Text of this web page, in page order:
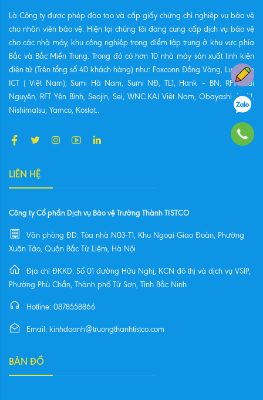
Là Công ty được phép đào tạo và cấp giấy chứng chỉ nghiệp vụ bảo vệ
cho nhân viên bảo vệ. Hiện tại chúng tôi đang cung cấp dịch vụ bảo vệ
cho các nhà máy, khu công nghiệp trọng điểm tập trung ở khu vực phía
Bắc và Bắc Miền Trung. Trong đó có hơn 10 nhà máy sản xuất linh kiện
điện tử (Trên tổng số 40 khách hàng) như: Foxconn Đồng Vàng, Luxshare
ICT ( Việt Nam), Sumi Hà Nam, Sumi NĐ, TL1, Hank – BN, RFT Thái
Nguyên, RFT Yên Bình, Seojin, Sei, WNC.KAI Việt Nam, Obayashi, NSN,
Nishimatsu, Yamco, Kostat..
LIÊN HỆ
Công ty Cổ phần Dịch vụ Bảo vệ Trường Thành TISTCO
Văn phòng ĐD: Tòa nhà N03-T1, Khu Ngoại Giao Đoàn, Phường
Xuân Tảo, Quận Bắc Từ Liêm, Hà Nội
Địa chỉ ĐKKD: Số 01 đường Hữu Nghị, KCN đô thị và dịch vụ VSIP,
Phường Phù Chẩn, Thành phố Từ Sơn, Tỉnh Bắc Ninh
Hotline: 0878558866
Email: kinhdoanh@truongthanhtistco.com
BẢN ĐỒ